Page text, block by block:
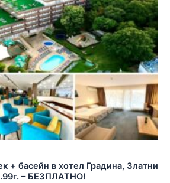
+ басейн в хотел Градина, Златни
– БЕЗПЛАТНО!